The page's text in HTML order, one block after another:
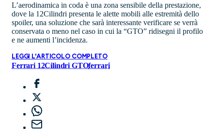
L’aerodinamica in coda è una zona sensibile della prestazione,
dove la 12Cilindri presenta le alette mobili alle estremità dello
spoiler, una soluzione che sarà interessante verificare se verrà
conservata o meno nel caso in cui la “GTO” ridisegni il profilo
e ne aumenti l’incidenza.
LEGGI L'ARTICOLO COMPLETO
Ferrari 12Cilindri GTOferrari